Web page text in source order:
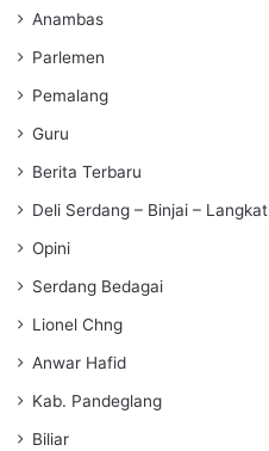
Anambas
Parlemen
Pemalang
Guru
Berita Terbaru
Deli Serdang – Binjai – Langkat
Opini
Serdang Bedagai
Lionel Chng
Anwar Hafid
Kab. Pandeglang
Biliar